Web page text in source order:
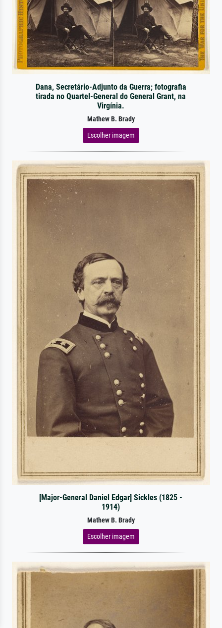
Dana, Secretário-Adjunto da Guerra; fotografia
tirada no Quartel-General do General Grant, na
Virgínia.
Mathew B. Brady
Escolher imagem
[Major-General Daniel Edgar] Sickles (1825 -
1914)
Mathew B. Brady
Escolher imagem